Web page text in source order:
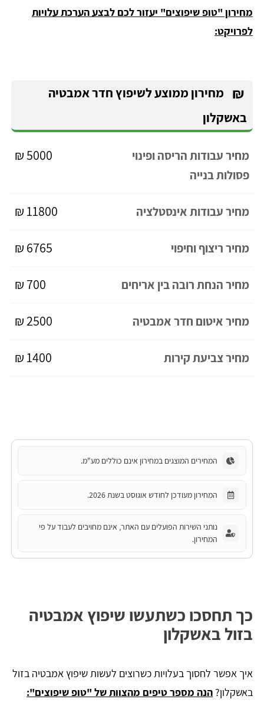
מחירון "טופ שיפוצים" יעזור לכם לבצע הערכת עלויות
לפרויקט:
₪ מחירון ממוצע לשיפוץ חדר אמבטיה
באשקלון
מחיר עבודות הריסה ופינוי
פסולות בנייה
5000 ₪
מחיר עבודות אינסטלציה 11800 ₪
מחיר ריצוף וחיפוי 6765 ₪
מחיר הנחת רובה בין אריחים 700 ₪
מחיר איטום חדר אמבטיה 2500 ₪
מחיר צביעת קירות 1400 ₪
המחירים המוצגים במחירון אינם כוללים מע"מ.
המחירון מעודכן לחודש אוגוסט בשנת 2026.
נותני השירות הפועלים עם האתר, אינם מחויבים לעבוד על פי
המחירון.
כך תחסכו כשתעשו שיפוץ אמבטיה
בזול באשקלון
איך אפשר לחסוך בעלויות כשרוצים לעשות שיפוץ אמבטיה בזול
באשקלון? הנה מספר טיפים מהצוות של "טופ שיפוצים":